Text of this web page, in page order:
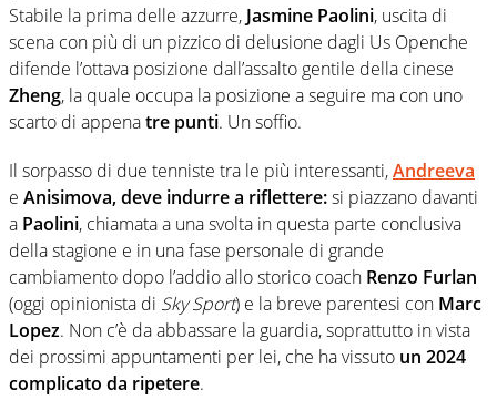
Stabile la prima delle azzurre, Jasmine Paolini, uscita di
scena con più di un pizzico di delusione dagli Us Openche
difende l’ottava posizione dall’assalto gentile della cinese
Zheng, la quale occupa la posizione a seguire ma con uno
scarto di appenatre punti. Un soffio.
Il sorpasso di due tenniste tra le più interessanti,Andreeva
e Anisimova, deve indurre a riflettere:si piazzano davanti
a Paolini, chiamata a una svolta in questa parte conclusiva
della stagione e in una fase personale di grande
cambiamento dopo l’addio allo storico coach Renzo Furlan
(oggi opinionista di Sky Sport) e la breve parentesi con Marc
Lopez. Non c’è da abbassare la guardia, soprattutto in vista
dei prossimi appuntamenti per lei, che ha vissuto un 2024
complicato da ripetere.